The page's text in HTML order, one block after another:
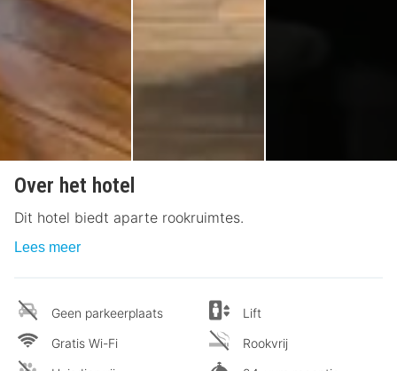
Over het hotel
Dit hotel biedt aparte rookruimtes.
Lees meer
Geen parkeerplaats
Gratis Wi-Fi
Lift
Rookvrij